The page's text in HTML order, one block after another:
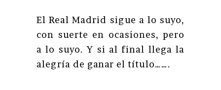
El Real Madrid sigue a lo suyo,
con suerte en ocasiones, pero
a lo suyo. Y si al final llega la
alegría de ganar el título…….